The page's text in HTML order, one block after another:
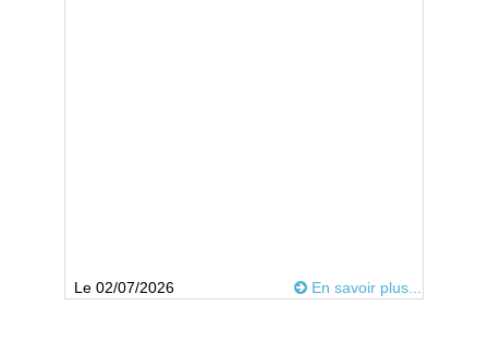
Le 02/07/2026 En savoir plus...